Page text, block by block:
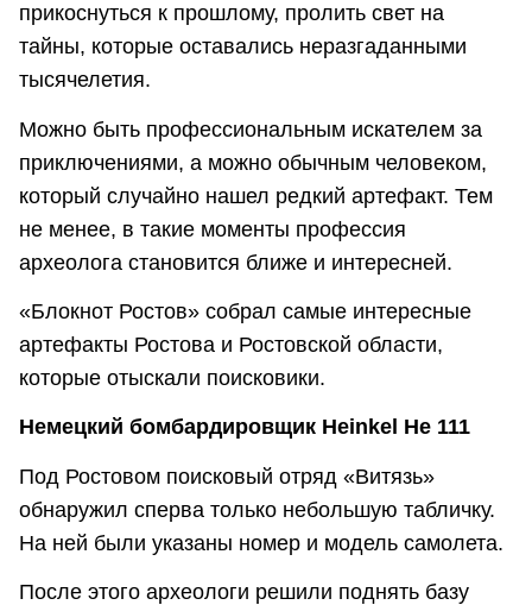
прикоснуться к прошлому, пролить свет на
тайны, которые оставались неразгаданными
тысячелетия.
Можно быть профессиональным искателем за
приключениями, а можно обычным человеком,
который случайно нашел редкий артефакт. Тем
не менее, в такие моменты профессия
археолога становится ближе и интересней.
«Блокнот Ростов» собрал самые интересные
артефакты Ростова и Ростовской области,
которые отыскали поисковики.
Немецкий бомбардировщик Heinkel He 111
Под Ростовом поисковый отряд «Витязь»
обнаружил сперва только небольшую табличку.
На ней были указаны номер и модель самолета.
После этого археологи решили поднять базу